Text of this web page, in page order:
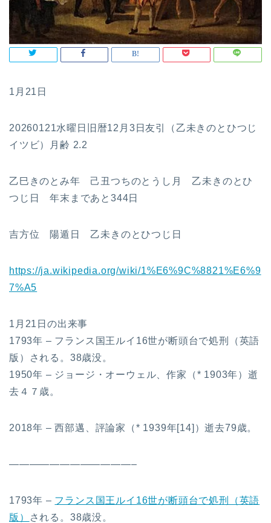
1月21日
20260121水曜日旧暦12月3日友引（乙未きのとひつじ
イツビ）月齢 2.2
乙巳きのとみ年 己丑つちのとうし月 乙未きのとひ
つじ日 年末まであと344日
吉方位 陽遁日 乙未きのとひつじ日
https://ja.wikipedia.org/wiki/1%E6%9C%8821%E6%9
7%A5
1月21日の出来事
1793年 – フランス国王ルイ16世が断頭台で処刑（英語
版）される。38歳没。
1950年 – ジョージ・オーウェル、作家（* 1903年）逝
去４７歳。
2018年 – 西部邁、評論家（* 1939年[14]）逝去79歳。
————————————–
1793年 – フランス国王ルイ16世が断頭台で処刑（英語
版）
される。38歳没。